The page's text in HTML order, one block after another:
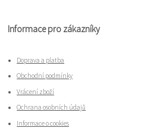
Informace pro zákazníky
Doprava a platba
Obchodní podmínky
Vrácení zboží
Ochrana osobních údajů
Informace o cookies